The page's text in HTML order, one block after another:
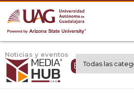
Noticias y eventos
Expertos UAG